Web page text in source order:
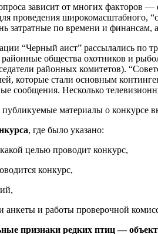
зависит от многих факторов —
проведения широкомасштабного,
затратные по времени и
“Черный аист” рассылались
общества охотников и
районных комитетов).
которые стали основным
сообщения. Несколько
материалы о конкурсе
, где было указано:
целью проводит конкурс,
конкурс,
анкеты и работы проверочной
признаки редких птиц —